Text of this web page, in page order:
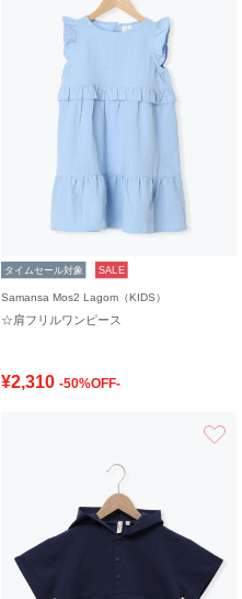
タイムセール対象 SALE
Samansa Mos2 Lagom（KIDS）
☆肩フリルワンピース
¥2,310 -50%OFF-